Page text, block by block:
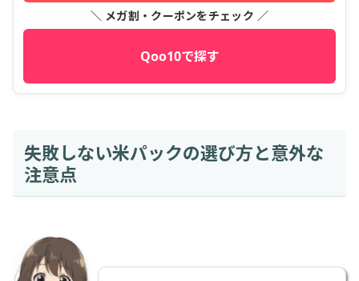
＼ メガ割・クーポンをチェック ／
Qoo10で探す
失敗しない米パックの選び方と意外な
注意点